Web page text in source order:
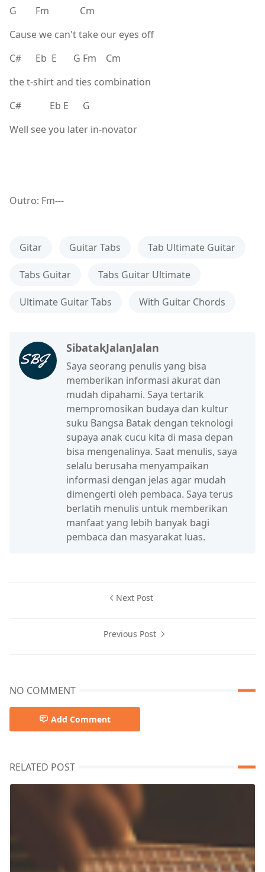
G Fm Cm
Cause we can't take our eyes off
C# Eb E G Fm Cm
the t-shirt and ties combination
C# Eb E G
Well see you later in-novator
Outro: Fm---
Gitar Guitar Tabs Tab Ultimate Guitar
Tabs Guitar Tabs Guitar Ultimate
Ultimate Guitar Tabs With Guitar Chords
SibatakJalanJalan
Saya seorang penulis yang bisa
memberikan informasi akurat dan
mudah dipahami. Saya tertarik
mempromosikan budaya dan kultur
suku Bangsa Batak dengan teknologi
supaya anak cucu kita di masa depan
bisa mengenalinya. Saat menulis, saya
selalu berusaha menyampaikan
informasi dengan jelas agar mudah
dimengerti oleh pembaca. Saya terus
berlatih menulis untuk memberikan
manfaat yang lebih banyak bagi
pembaca dan masyarakat luas.
Next Post
Previous Post
NO COMMENT
Add Comment
RELATED POST